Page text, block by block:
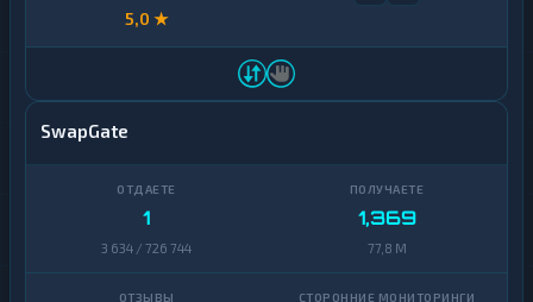
5,0 ★
SwapGate
1
3 634 / 726 744
1,369
77,8 M